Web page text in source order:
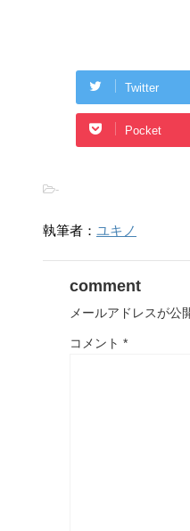
Twitter
Pocket
-
執筆者： ユキノ
comment
メールアドレスが公
コメント *